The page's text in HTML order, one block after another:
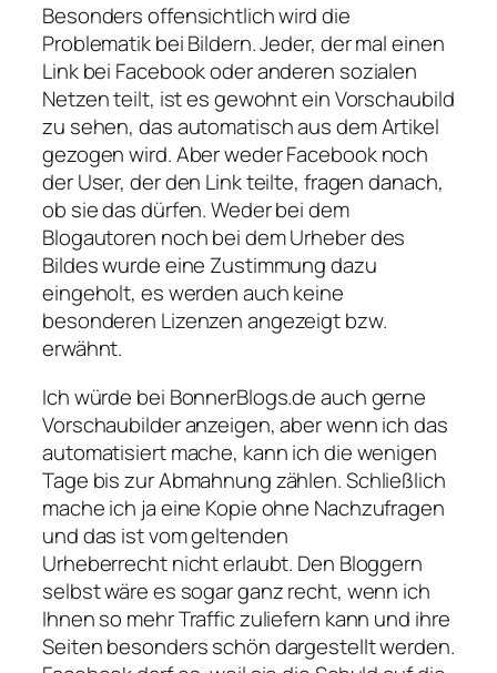
Besonders offensichtlich wird die
Problematik bei Bildern. Jeder, der mal einen
Link bei Facebook oder anderen sozialen
Netzen teilt, ist es gewohnt ein Vorschaubild
zu sehen, das automatisch aus dem Artikel
gezogen wird. Aber weder Facebook noch
der User, der den Link teilte, fragen danach,
ob sie das dürfen. Weder bei dem
Blogautoren noch bei dem Urheber des
Bildes wurde eine Zustimmung dazu
eingeholt, es werden auch keine
besonderen Lizenzen angezeigt bzw.
erwähnt.
Ich würde bei BonnerBlogs.de auch gerne
Vorschaubilder anzeigen, aber wenn ich das
automatisiert mache, kann ich die wenigen
Tage bis zur Abmahnung zählen. Schließlich
mache ich ja eine Kopie ohne Nachzufragen
und das ist vom geltenden
Urheberrecht nicht erlaubt. Den Bloggern
selbst wäre es sogar ganz recht, wenn ich
Ihnen so mehr Traffic zuliefern kann und ihre
Seiten besonders schön dargestellt werden.